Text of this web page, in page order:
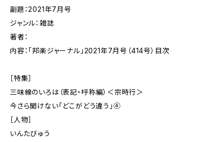
副題：2021年7月号
ジャンル：雑誌
著者：
内容：「邦楽ジャーナル」2021年7月号（414号）目次
［特集］
三味線のいろは（表記・呼称編）＜宗時行＞
今さら聞けない「どこがどう違う」④
［人物］
いんたびゅう